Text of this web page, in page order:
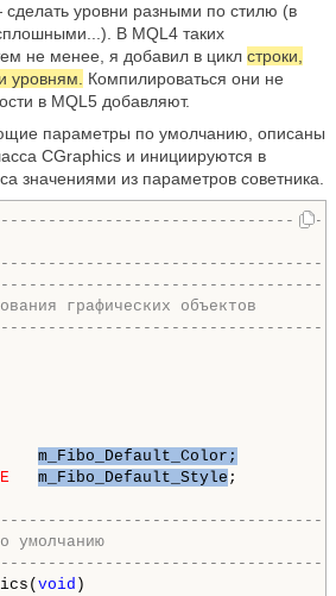
уровни разными по стилю (в
В MQL4 таких
не менее, я добавил в цикл строки,
уровням.
Компилироваться они не
в MQL5 добавляют.
параметры по умолчанию, описаны
CGraphics и инициируются в
значениями из параметров советника.
графических объектов
m_Fibo_Default_Color;
m_Fibo_Default_Style ;
void )